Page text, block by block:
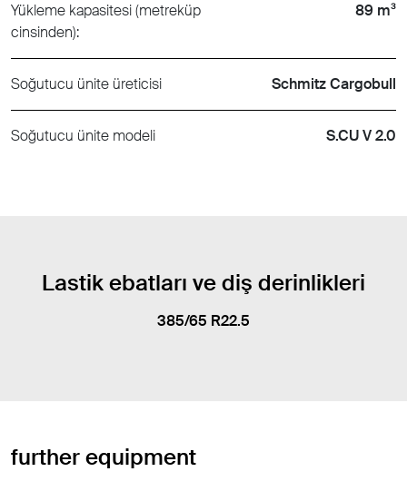
Yükleme kapasitesi (metreküp
cinsinden):
89 m³
Soğutucu ünite üreticisi Schmitz Cargobull
Soğutucu ünite modeli S.CU V 2.0
Lastik ebatları ve diş derinlikleri
385/65 R22.5
further equipment